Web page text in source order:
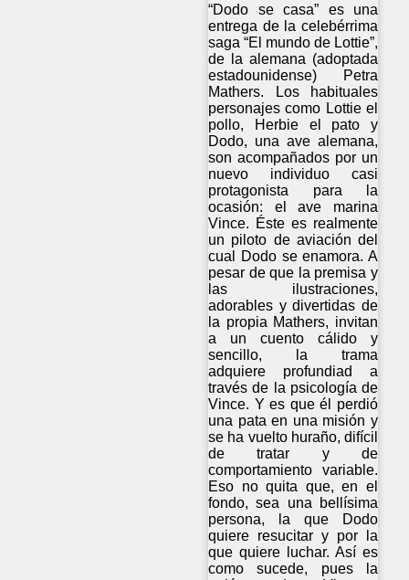
“Dodo se casa” es una
entrega de la celebérrima
saga “El mundo de Lottie”,
de la alemana (adoptada
estadounidense) Petra
Mathers. Los habituales
personajes como Lottie el
pollo, Herbie el pato y
Dodo, una ave alemana,
son acompañados por un
nuevo individuo casi
protagonista para la
ocasión: el ave marina
Vince. Éste es realmente
un piloto de aviación del
cual Dodo se enamora. A
pesar de que la premisa y
las ilustraciones,
adorables y divertidas de
la propia Mathers, invitan
a un cuento cálido y
sencillo, la trama
adquiere profundiad a
través de la psicología de
Vince. Y es que él perdió
una pata en una misión y
se ha vuelto huraño, difícil
de tratar y de
comportamiento variable.
Eso no quita que, en el
fondo, sea una bellísima
persona, la que Dodo
quiere resucitar y por la
que quiere luchar. Así es
como sucede, pues la